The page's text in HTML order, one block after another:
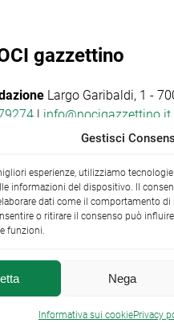
gazzettino
Largo Garibaldi, 1 -
| info@nocigazzettino.it
Gestisci
esperienze, utilizziamo
informazioni del dispositivo. Il
dati come il comportamento
o ritirare il consenso può
funzioni.
Nega
Informativa sui cookiePrivacy